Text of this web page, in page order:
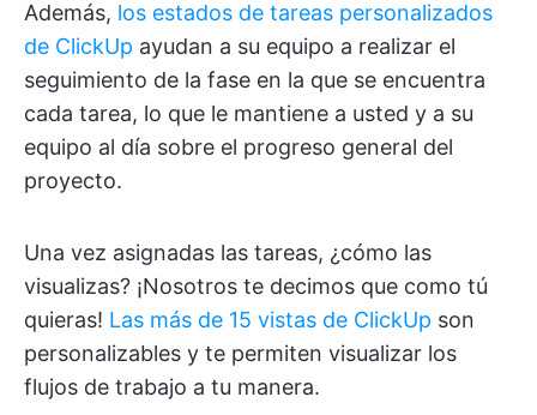
Además, los estados de tareas personalizados
de ClickUp ayudan a su equipo a realizar el
seguimiento de la fase en la que se encuentra
cada tarea, lo que le mantiene a usted y a su
equipo al día sobre el progreso general del
proyecto.
Una vez asignadas las tareas, ¿cómo las
visualizas? ¡Nosotros te decimos que como tú
quieras! Las más de 15 vistas de ClickUp son
personalizables y te permiten visualizar los
flujos de trabajo a tu manera.